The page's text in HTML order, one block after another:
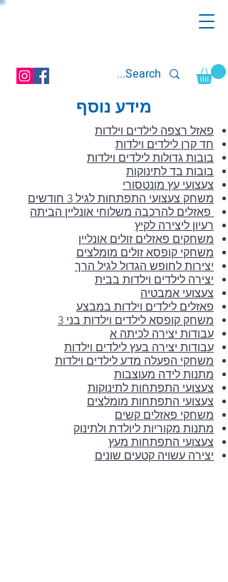
מידע נוסף
פאזל רצפה לילדים וילדות
חד קרן לילדים וילדות
בובות גדולות לילדים וילדות
בובות בד לתינוקות
צעצועי עץ מונטסורי
משחק צעצועי התפתחות לגיל 3 חודשים
פאזלים להרכבה משלוחי אונליין הביתה
רעיון ליצירה לקיץ
משחקים פאזלים זולים אונליין
משחקי קופסא זולים מומלצים
יצירות לחופש הגדול לגיל הרך
יצירה לילדים וילדות בבית
צעצועי אמבטיה
פאזלים לילדים וילדות במבצע
משחק קופסא לילדים וילדות בני 3
עבודות יצירה לכיתה א
עבודות יצירה בעץ לילדים וילדות
משחקי הפעלה מדע לילדים וילדות
מתנות לידה מעוצבות
צעצועי התפתחות לתינוקות
צעצועי התפתחות מומלצים
משחקי פאזלים קשים
מתנות מקוריות ליולדת ולתינוק
צעצועי התפתחות מעץ
יצירה עשויה קטעים שונים